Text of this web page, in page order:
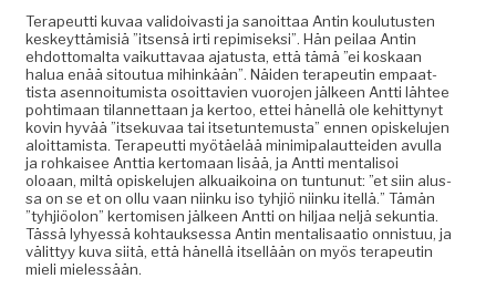
Ter­apeut­ti kuvaa vali­doivasti ja sanoit­taa Antin koulu­tusten
keskeyt­tämisiä ”itsen­sä irti repimisek­si”. Hän peilaa Antin
ehdot­toma­l­ta vaikut­tavaa aja­tus­ta, että tämä ”ei koskaan
halua enää sitoutua mihinkään”. Näi­den ter­apeutin empaat­
tista asen­noi­tu­mista osoit­tavien vuoro­jen jäl­keen Antti läh­tee
pohti­maan tilan­net­taan ja ker­too, ettei hänel­lä ole kehit­tynyt
kovin hyvää ”itseku­vaa tai itse­tun­te­mus­ta” ennen opiskelu­jen
aloit­tamista. Ter­apeut­ti myötäelää min­imi­palaut­tei­den avul­la
ja rohkaisee Anttia ker­tomaan lisää, ja Antti men­tal­isoi
oloaan, miltä opiskelu­jen alkuaikoina on tun­tunut: ”et siin alus­
sa on se et on ollu vaan niinku iso tyhjiö niinku itel­lä.” Tämän
”tyhjiöolon” ker­tomisen jäl­keen Antti on hil­jaa neljä sekun­tia.
Tässä lyhyessä kohtauk­ses­sa Antin men­tal­isaa­tio onnis­tuu, ja
välit­tyy kuva siitä, että hänel­lä itsel­lään on myös ter­apeutin
mieli mielessään.